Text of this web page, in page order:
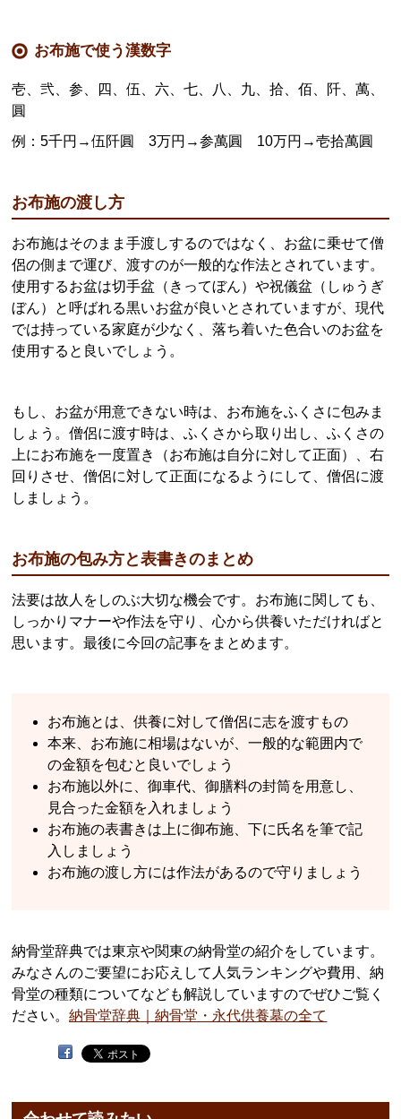
お布施で使う漢数字
壱、弐、参、四、伍、六、七、八、九、拾、佰、阡、萬、
圓
例：5千円→伍阡圓 3万円→参萬圓 10万円→壱拾萬圓
お布施の渡し方
お布施はそのまま手渡しするのではなく、お盆に乗せて僧
侶の側まで運び、渡すのが一般的な作法とされています。
使用するお盆は切手盆（きってぼん）や祝儀盆（しゅうぎ
ぼん）と呼ばれる黒いお盆が良いとされていますが、現代
では持っている家庭が少なく、落ち着いた色合いのお盆を
使用すると良いでしょう。
もし、お盆が用意できない時は、お布施をふくさに包みま
しょう。僧侶に渡す時は、ふくさから取り出し、ふくさの
上にお布施を一度置き（お布施は自分に対して正面）、右
回りさせ、僧侶に対して正面になるようにして、僧侶に渡
しましょう。
お布施の包み方と表書きのまとめ
法要は故人をしのぶ大切な機会です。お布施に関しても、
しっかりマナーや作法を守り、心から供養いただければと
思います。最後に今回の記事をまとめます。
お布施とは、供養に対して僧侶に志を渡すもの
本来、お布施に相場はないが、一般的な範囲内で
の金額を包むと良いでしょう
お布施以外に、御車代、御膳料の封筒を用意し、
見合った金額を入れましょう
お布施の表書きは上に御布施、下に氏名を筆で記
入しましょう
お布施の渡し方には作法があるので守りましょう
納骨堂辞典では東京や関東の納骨堂の紹介をしています。
みなさんのご要望にお応えして人気ランキングや費用、納
骨堂の種類についてなども解説していますのでぜひご覧く
ださい。納骨堂辞典｜納骨堂・永代供養墓の全て